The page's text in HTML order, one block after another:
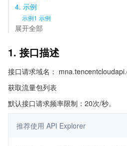
4. 示例
示例1 示例
展开全部
1. 接口描述
接口请求域名：
获取流量包列表
默认接口请求频率限制：20次/秒。
推荐使用 API Explorer